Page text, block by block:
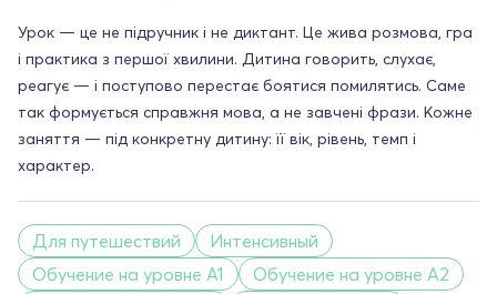
Урок — це не підручник і не диктант. Це жива розмова, гра
і практика з першої хвилини. Дитина говорить, слухає,
реагує — і поступово перестає боятися помилятись. Саме
так формується справжня мова, а не завчені фрази. Кожне
заняття — під конкретну дитину: її вік, рівень, темп і
характер.
Для путешествий
Интенсивный
Обучение на уровне A1
Обучение на уровне A2